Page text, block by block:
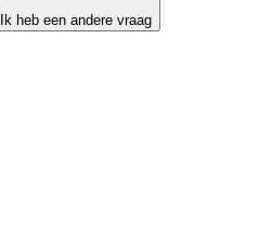
Ik heb een andere vraag